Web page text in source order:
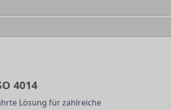
4014
Lösung für zahlreiche